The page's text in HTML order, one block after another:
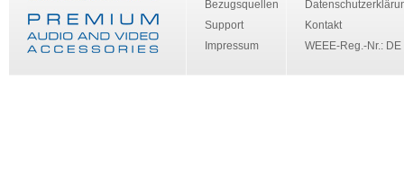
Bezugsquellen
Support
Impressum
Kontakt
WEEE-Reg.-Nr.: